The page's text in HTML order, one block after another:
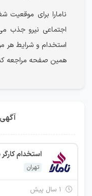
نامارا برای موقعیت
اجتماعی نیرو جذب
استخدام و شرایط
همین صفحه مراجعه
استخدام
تهران